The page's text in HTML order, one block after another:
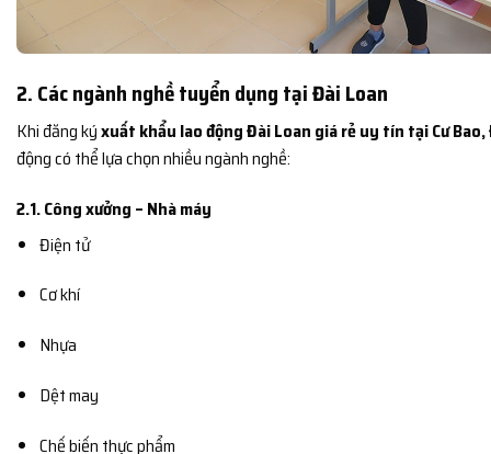
2. Các ngành nghề tuyển dụng tại Đài Loan
Khi đăng kýxuất khẩu lao động Đài Loan giá rẻ uy tín tại Cư Bao,
động có thể lựa chọn nhiều ngành nghề:
2.1. Công xưởng – Nhà máy
Điện tử
Cơ khí
Nhựa
Dệt may
Chế biến thực phẩm